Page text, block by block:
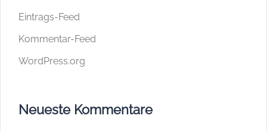
Eintrags-Feed
Kommentar-Feed
WordPress.org
Neueste Kommentare